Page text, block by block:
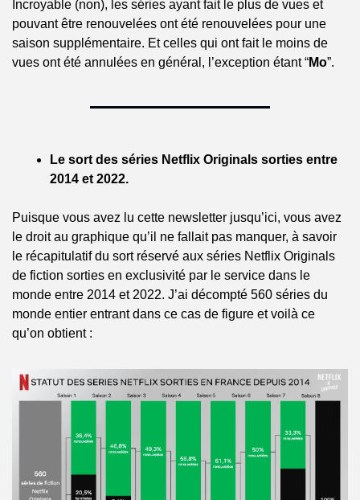
Incroyable (non), les séries ayant fait le plus de vues et
pouvant être renouvelées ont été renouvelées pour une
saison supplémentaire. Et celles qui ont fait le moins de
vues ont été annulées en général, l’exception étant “Mo”.
Le sort des séries Netflix Originals sorties entre
2014 et 2022.
Puisque vous avez lu cette newsletter jusqu’ici, vous avez
le droit au graphique qu’il ne fallait pas manquer, à savoir
le récapitulatif du sort réservé aux séries Netflix Originals
de fiction sorties en exclusivité par le service dans le
monde entre 2014 et 2022. J’ai décompté 560 séries du
monde entier entrant dans ce cas de figure et voilà ce
qu’on obtient :